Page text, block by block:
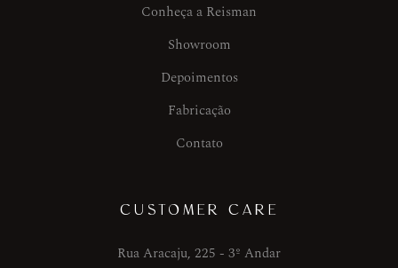
Conheça a Reisman
Showroom
Depoimentos
Fabricação
Contato
CUSTOMER CARE
Rua Aracaju, 225 - 3º Andar